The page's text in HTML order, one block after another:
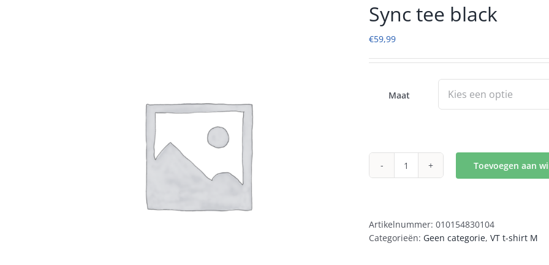
Sync tee black
€59,99
Maat
Sync
Toevoegen aan
Artikelnummer: 010154830104
Categorieën: Geen categorie, VT t-shirt M